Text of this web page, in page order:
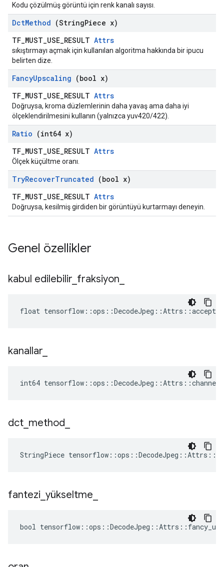
Kodu çözülmüş görüntü için renk kanalı sayısı.
DctMethod (StringPiece x)
TF_MUST_USE_RESULT Attrs
sıkıştırmayı açmak için kullanılan algoritma hakkında bir ipucu
belirten dize.
FancyUpscaling (bool x)
TF_MUST_USE_RESULT Attrs
Doğruysa, kroma düzlemlerinin daha yavaş ama daha iyi
ölçeklendirilmesini kullanın (yalnızca yuv420/422).
Ratio (int64 x)
TF_MUST_USE_RESULT Attrs
Ölçek küçültme oranı.
TryRecoverTruncated (bool x)
TF_MUST_USE_RESULT Attrs
Doğruysa, kesilmiş girdiden bir görüntüyü kurtarmayı deneyin.
Genel özellikler
kabul edilebilir fraksiyon
float
kanallar
int64
dct method
StringPiece
fantezi yükseltme
bool